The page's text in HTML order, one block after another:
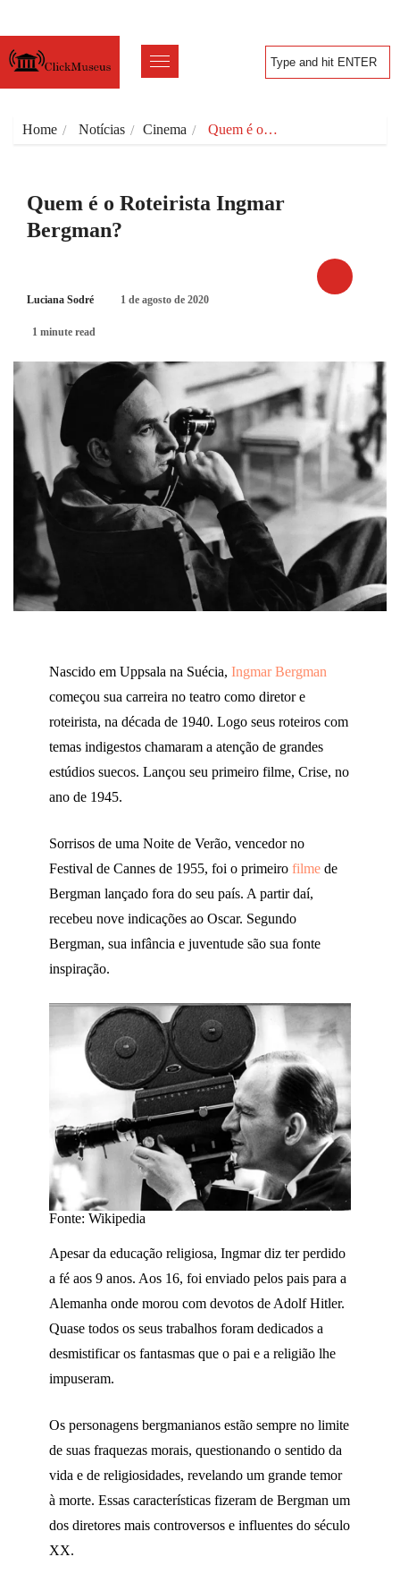
Home Notícias Cinema Quem é o…
Quem é o Roteirista Ingmar
Bergman?
Luciana Sodré 1 de agosto de 2020
1 minute read
Nascido em Uppsala na Suécia, Ingmar Bergman
começou sua carreira no teatro como diretor e
roteirista, na década de 1940. Logo seus roteiros com
temas indigestos chamaram a atenção de grandes
estúdios suecos. Lançou seu primeiro filme, Crise, no
ano de 1945.
Sorrisos de uma Noite de Verão, vencedor no
Festival de Cannes de 1955, foi o primeiro filme de
Bergman lançado fora do seu país. A partir daí,
recebeu nove indicações ao Oscar. Segundo
Bergman, sua infância e juventude são sua fonte
inspiração.
Fonte: Wikipedia
Apesar da educação religiosa, Ingmar diz ter perdido
a fé aos 9 anos. Aos 16, foi enviado pelos pais para a
Alemanha onde morou com devotos de Adolf Hitler.
Quase todos os seus trabalhos foram dedicados a
desmistificar os fantasmas que o pai e a religião lhe
impuseram.
Os personagens bergmanianos estão sempre no limite
de suas fraquezas morais, questionando o sentido da
vida e de religiosidades, revelando um grande temor
à morte. Essas características fizeram de Bergman um
dos diretores mais controversos e influentes do século
XX.